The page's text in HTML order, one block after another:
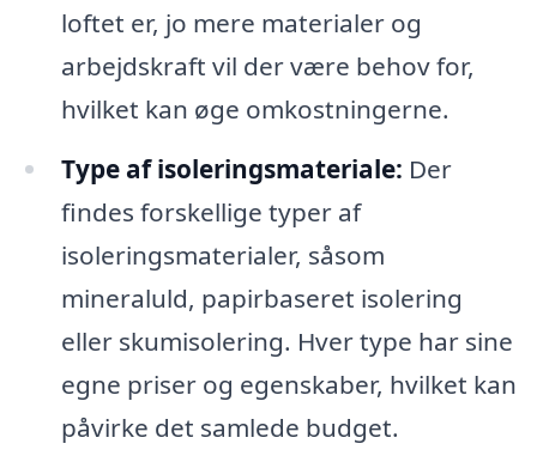
loftet er, jo mere materialer og
arbejdskraft vil der være behov for,
hvilket kan øge omkostningerne.
Type af isoleringsmateriale: Der
findes forskellige typer af
isoleringsmaterialer, såsom
mineraluld, papirbaseret isolering
eller skumisolering. Hver type har sine
egne priser og egenskaber, hvilket kan
påvirke det samlede budget.